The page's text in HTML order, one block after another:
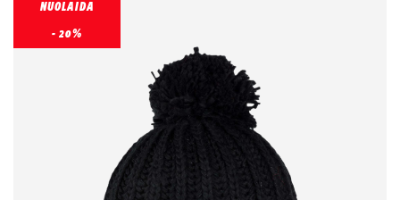
NUOLAIDA
- 20%